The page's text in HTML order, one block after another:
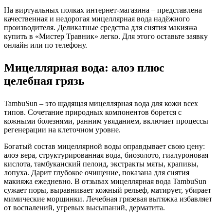
На виртуальных полках интернет-магазина – представлена
качественная и недорогая мицеллярная вода надёжного
производителя. Деликатные средства для снятия макияжа
купить в «Мистер Травник» легко. Для этого оставьте заявку
онлайн или по телефону.
Мицеллярная вода: алоэ плюс
целебная грязь
TambuSun – это щадящая мицеллярная вода для кожи всех
типов. Сочетание природных компонентов борется с
кожными болезнями, ранним увяданием, включает процессы
регенерации на клеточном уровне.
Богатый состав мицеллярной воды оправдывает свою цену:
алоэ вера, структурированная вода, биозолото, гиалуроновая
кислота, тамбуканский пелоид, экстракты мяты, крапивы,
лопуха. Дарит глубокое очищение, показана для снятия
макияжа ежедневно. В отзывах мицеллярная вода TambuSun
сужает поры, выравнивает кожный рельеф, матирует, убирает
мимические морщинки. Лечебная грязевая вытяжка избавляет
от воспалений, угревых высыпаний, дерматита.